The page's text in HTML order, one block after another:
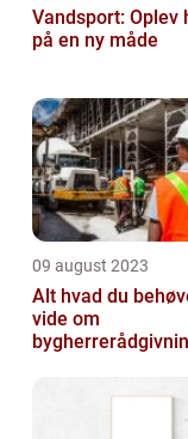
Vandsport: Oplev
på en ny måde
09 august 2023
Alt hvad du
vide om